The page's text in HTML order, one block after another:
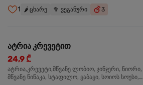
ნაზავი,მზესუმზირის ზეთი ,ბარდა
1 🌶️ ცხარე 🥦 ვეგანური 3
ატრია კრევეტით
24,9 ₾
ატრია,კრევეტი,მწვანე ლობიო, ჯინჯერი, ნიორი,
მწვანე წიწაკა, სტაფილო, ყაბაყი, სოიოს სოუსი,